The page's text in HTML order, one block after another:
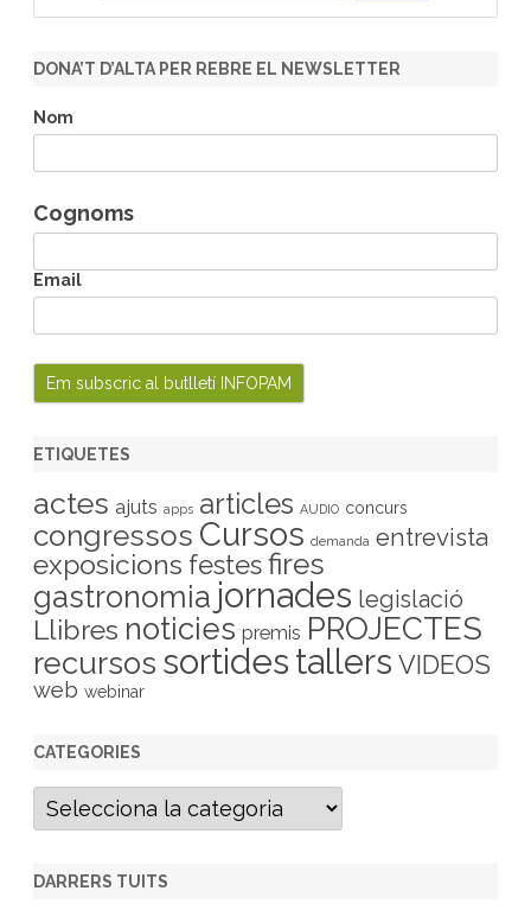
r
h
DONA’T D’ALTA PER REBRE EL NEWSLETTER
Nom
Cognoms
Email
ETIQUETES
actes ajuts apps articles AUDIO concurs
congressos Cursos demanda entrevista
exposicions festesfires
gastronomia jornades legislació
Llibres noticies premis PROJECTES
recursos sortides tallers VIDEOS
web webinar
CATEGORIES
C
t
g
DARRERS TUITS